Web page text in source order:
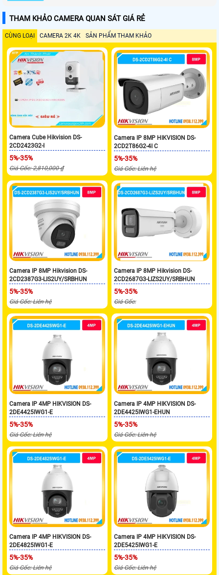
THAM KHẢO CAMERA QUAN SÁT GIÁ RẺ
CÙNG LOẠI CAMERA 2K 4K SẢN PHẨM THAM KHẢO
Camera Cube Hikvision DS-
2CD2423G2-I
5%-35%
Giá Gốc: 2,810,000 ₫
Camera IP 8MP HIKVISION DS-
2CD2T86G2-4I C
5%-35%
Giá Gốc: Liên hệ
Camera IP 8MP Hikvision DS-
2CD2387G3-LIS2UY/SRBHUN
5%-35%
Giá Gốc: Liên hệ
Camera IP 8MP Hikvision DS-
2CD2687G3-LIZS2UY/SRBHUN
5%-35%
Giá Gốc:
Camera IP 4MP HIKVISION DS-
2DE4425IWG1-E
5%-35%
Giá Gốc: Liên hệ
Camera IP 4MP HIKVISION DS-
2DE4425IWG1-EHUN
5%-35%
Giá Gốc: Liên hệ
Camera IP 4MP HIKVISION DS-
2DE4825IWG1-E
5%-35%
Giá Gốc: Liên hệ
Camera IP 4MP HIKVISION DS-
2DE5425IWG1-E
5%-35%
Giá Gốc: Liên hệ